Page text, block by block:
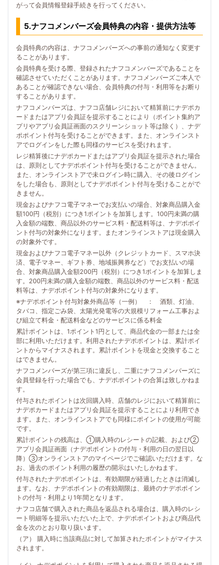
がって会員情報登録手続きを行ってください。
5.ナフコメンバーズ会員特典の内容・提供方法等
会員特典の内容は、ナフコメンバーズへの事前の通知なく変更す
ることがあります。
会員特典を受ける際、登録されたナフコメンバーズであることを
確認させていただくことがあります。ナフコメンバーズご本人で
あることが確認できない場合、会員特典の付与・利用等をお断り
することがあります。
ナフコメンバーズは、ナフコ店舗レジにおいて精算前にナデポカ
ードまたはアプリ会員証を提示することにより（ポイント集約ア
プリやアプリ会員証画面のスクリーンショット等は除く）、ナデ
ポポイント付与を受けることができます。また、オンラインスト
アでログインをした際も同様のサービスを受けれます。
レジ精算後にナデポカードまたはアプリ会員証を提示された場合
は、原則としてナデポポイント付与を受けることができません。
また、オンラインストアで未ログイン時に購入、その後ログイン
をした場合も、原則としてナデポポイント付与を受けることがで
きません。
現金およびナフコ電子マネーでお支払いの場合、対象商品購入金
額100円（税別）につき1ポイントを加算します。100円未満の購
入金額の端数、商品以外のサービス料・配送料等は、ナデポポイ
ント付与の対象外になります。またオンラインストアは現金購入
の対象外です。
現金およびナフコ電子マネー以外（クレジットカード、スマホ決
済、電子マネー、ギフト券、地域振興券など）でお支払いの場
合、対象商品購入金額200円（税別）につき1ポイントを加算しま
す。200円未満の購入金額の端数、商品以外のサービス料・配送
料等は、ナデポポイント付与の対象外になります。
※ナデポポイント付与対象外商品等（一例） ： 酒類、灯油、
タバコ、指定ごみ袋、太陽光発電等の大規模リフォーム工事およ
び組立て料金・配送料金などのサービスに係る料金
累計ポイントは、1ポイント1円として、商品代金の一部または全
部に利用いただけます。利用されたナデポポイントは、累計ポイ
ントからマイナスされます。累計ポイントを現金と交換すること
はできません。
ナフコメンバーズが第三項に違反し、二重にナフコメンバーズに
会員登録を行った場合でも、ナデポポイントの合算は致しかねま
す。
付与されたポイントは次回購入時、店舗のレジにおいて精算前に
ナデポカードまたはアプリ会員証を提示することにより利用でき
ます。また、オンラインストアでも同様にポイントの使用が可能
です。
累計ポイントの残高は、①購入時のレシートの記載、および②
アプリ会員証画面（ナデポポイントの付与・利用の日の翌日以
降）③オンラインストアのマイページでご確認いただけます。な
お、過去のポイント利用の履歴の開示はいたしかねます。
付与されたナデポポイントは、有効期限が経過したときは消滅し
ます。なお、ナデポポイントの有効期限は、最終のナデポポイン
トの付与・利用より1年間となります。
ナフコ店舗で購入された商品を返品される場合は、購入時のレシ
ート明細等を提示いただいた上で、ナデポポイントおよび商品代
金を次のとおり取り扱います。
（ア） 購入時に当該商品に対して加算されたポイントがマイナス
されます。